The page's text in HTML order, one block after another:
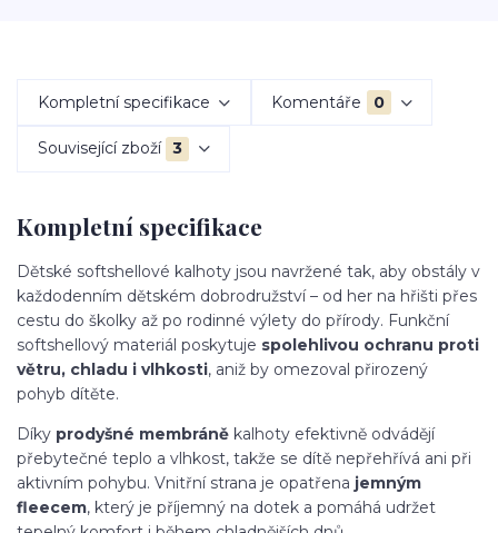
Kompletní specifikace Komentáře 0
Související zboží 3
Kompletní specifikace
Dětské softshellové kalhoty jsou navržené tak, aby obstály v
každodenním dětském dobrodružství – od her na hřišti přes
cestu do školky až po rodinné výlety do přírody. Funkční
softshellový materiál poskytuje spolehlivou ochranu proti
větru, chladu i vlhkosti, aniž by omezoval přirozený
pohyb dítěte.
Díky prodyšné membráně kalhoty efektivně odvádějí
přebytečné teplo a vlhkost, takže se dítě nepřehřívá ani při
aktivním pohybu. Vnitřní strana je opatřena jemným
fleecem, který je příjemný na dotek a pomáhá udržet